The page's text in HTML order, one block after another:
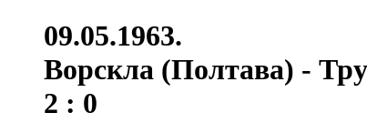
09.05.1963.
Ворскла (Полтава) -
2 : 0